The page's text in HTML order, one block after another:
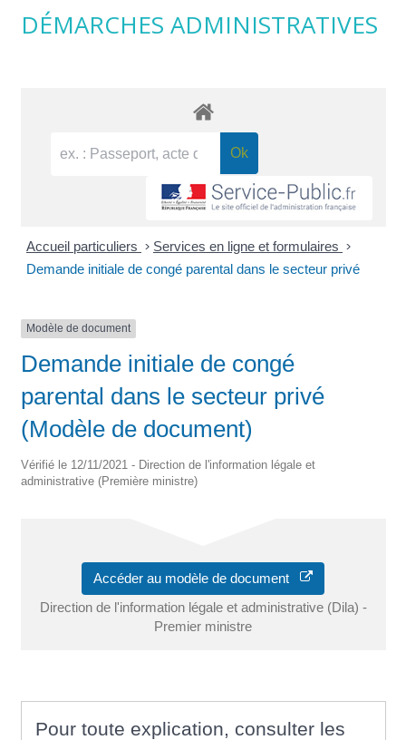
DÉMARCHES ADMINISTRATIVES
Accueil particuliers > Services en ligne et formulaires >
Demande initiale de congé parental dans le secteur privé
Modèle de document
Demande initiale de congé
parental dans le secteur privé
(Modèle de document)
Vérifié le 12/11/2021 - Direction de l'information légale et
administrative (Première ministre)
Accéder au modèle de document
Direction de l'information légale et administrative (Dila) -
Premier ministre
Pour toute explication, consulter les